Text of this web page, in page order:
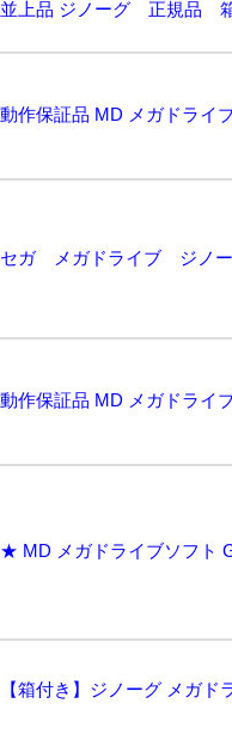
セガ メガドライブ ジノ
【箱付き】ジノーグ メガド